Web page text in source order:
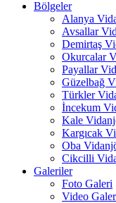
Bölgeler
Alanya
Avsallar
Demirtaş
Okurcalar
Payallar
Güzelbağ
Türkler
İncekum
Kale
Kargıcak
Oba
Cikcilli
Galeriler
Foto Galeri
Video